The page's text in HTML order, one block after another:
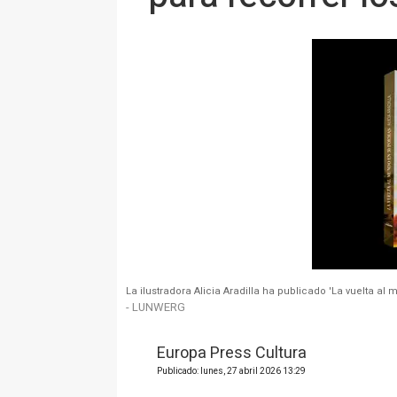
La ilustradora Alicia Aradilla ha publicado 'La vuelta al
- LUNWERG
Europa Press Cultura
Publicado: lunes, 27 abril 2026 13:29